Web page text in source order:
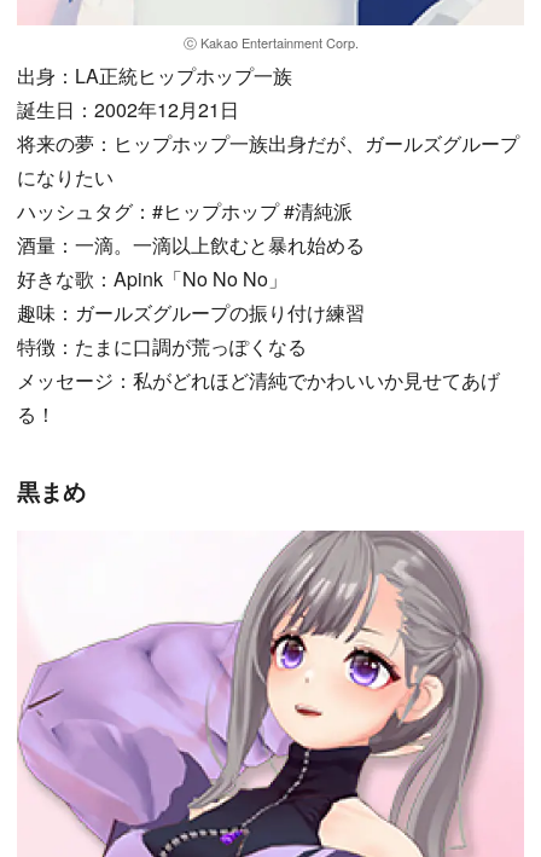
ⓒ Kakao Entertainment Corp.
出身：LA正統ヒップホップ一族
誕生日：2002年12月21日
将来の夢：ヒップホップ一族出身だが、ガールズグループ
になりたい
ハッシュタグ：#ヒップホップ #清純派
酒量：一滴。一滴以上飲むと暴れ始める
好きな歌：Apink「No No No」
趣味：ガールズグループの振り付け練習
特徴：たまに口調が荒っぽくなる
メッセージ：私がどれほど清純でかわいいか見せてあげ
る！
黒まめ